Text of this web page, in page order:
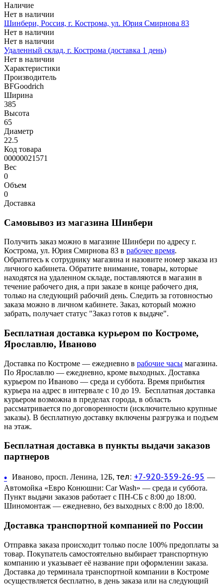
Наличие
Нет в наличии
Шинбери, Россия, г. Кострома, ул. Юрия Смирнова 83
Нет в наличии
Нет в наличии
Удаленный склад, г. Кострома (доставка 1 день)
Нет в наличии
Характеристики
Производитель
BFGoodrich
Ширина
385
Высота
65
Диаметр
22.5
Код товара
00000021571
Вес
0
Объем
0
Доставка
Самовывоз из магазина Шинбери
Получить заказ можно в магазине Шинбери по адресу г.
Кострома, ул. Юрия Смирнова 83 в рабочее время.
Обратитесь к сотруднику магазина и назовите номер заказа из
личного кабинета. Обратите внимание, товары, которые
находятся на удаленном складе, поставляются в магазин в
течение рабочего дня, а при заказе в конце рабочего дня,
только на следующий рабочий день. Следить за готовностью
заказа можно в личном кабинете. Заказ, который можно
забрать, получает статус "Заказ готов к выдаче".
Бесплатная доставка курьером по Костроме,
Ярославлю, Иваново
Доставка по Костроме — ежедневно в рабочие часы магазина.
По Ярославлю — ежедневно, кроме выходных. Доставка
курьером по Иваново — среда и суббота. Время прибытия
курьера на адрес в интервале с 10 до 19. Бесплатная доставка
курьером возможна в пределах города, в область
рассматривается по договоренности (исключительно крупные
заказы). В бесплатную доставку включены разгрузка и подъем
на этаж.
Бесплатная доставка в пункты выдачи заказов
партнеров
• Иваново, просп. Ленина, 12Б, тел: +7-920-359-26-95 —
Автомойка «Евро Конюшни: Car Wash» — среда и суббота.
Пункт выдачи заказов работает с ПН-СБ с 8:00 до 18:00.
Шиномонтаж — ежедневно, без выходных с 8:00 до 18:00.
Доставка транспортной компанией по России
Отправка заказа происходит только после 100% предоплаты за
товар. Покупатель самостоятельно выбирает транспортную
компанию и указывает её название при оформлении заказа.
Доставка до терминала транспортной компании в Костроме
осуществляется бесплатно, в день заказа или на следующий